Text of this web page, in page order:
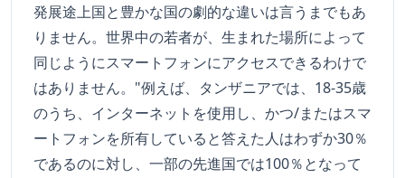
発展途上国と豊かな国の劇的な違いは言うまでもあ
りません。世界中の若者が、生まれた場所によって
同じようにスマートフォンにアクセスできるわけで
はありません。"例えば、タンザニアでは、18-35歳
のうち、インターネットを使用し、かつ/またはスマ
ートフォンを所有していると答えた人はわずか30％
であるのに対し、一部の先進国では100％となって